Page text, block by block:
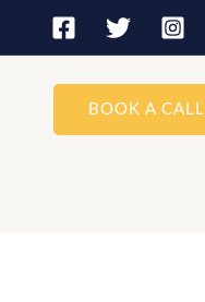
BOOK A CALL